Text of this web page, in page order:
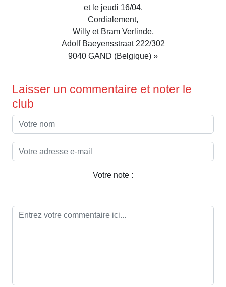
et le jeudi 16/04.
Cordialement,
Willy et Bram Verlinde,
Adolf Baeyensstraat 222/302
9040 GAND (Belgique) »
Laisser un commentaire et noter le
club
Votre note :